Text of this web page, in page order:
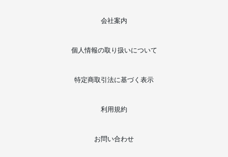
会社案内
個人情報の取り扱いについて
特定商取引法に基づく表示
利用規約
お問い合わせ